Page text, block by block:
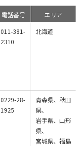
電話番号
エリア
011-381-
2310
北海道
0229-28-
1925
青森県、秋田
県、
岩手県、山形
県、
宮城県、福島